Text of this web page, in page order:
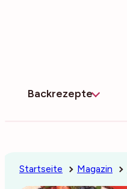
Backrezepte
Startseite Magazin